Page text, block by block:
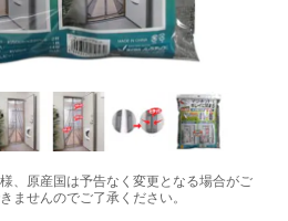
、原産国は予告なく変更となる場合がご
ませんのでご了承ください。